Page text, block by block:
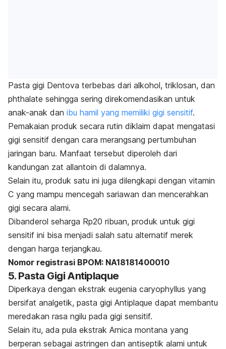
Pasta gigi Dentova terbebas dari alkohol, triklosan, dan
phthalate sehingga sering direkomendasikan untuk
anak-anak dan ibu hamil yang memiliki gigi sensitif.
Pemakaian produk secara rutin diklaim dapat mengatasi
gigi sensitif dengan cara merangsang pertumbuhan
jaringan baru. Manfaat tersebut diperoleh dari
kandungan zat allantoin di dalamnya.
Selain itu, produk satu ini juga dilengkapi dengan vitamin
C yang mampu mencegah sariawan dan mencerahkan
gigi secara alami.
Dibanderol seharga Rp20 ribuan, produk untuk gigi
sensitif ini bisa menjadi salah satu alternatif merek
dengan harga terjangkau.
Nomor registrasi BPOM: NA18181400010
5. Pasta Gigi Antiplaque
Diperkaya dengan ekstrak eugenia caryophyllus yang
bersifat analgetik, pasta gigi Antiplaque dapat membantu
meredakan rasa ngilu pada gigi sensitif.
Selain itu, ada pula ekstrak Arnica montana yang
berperan sebagai astringen dan antiseptik alami untuk